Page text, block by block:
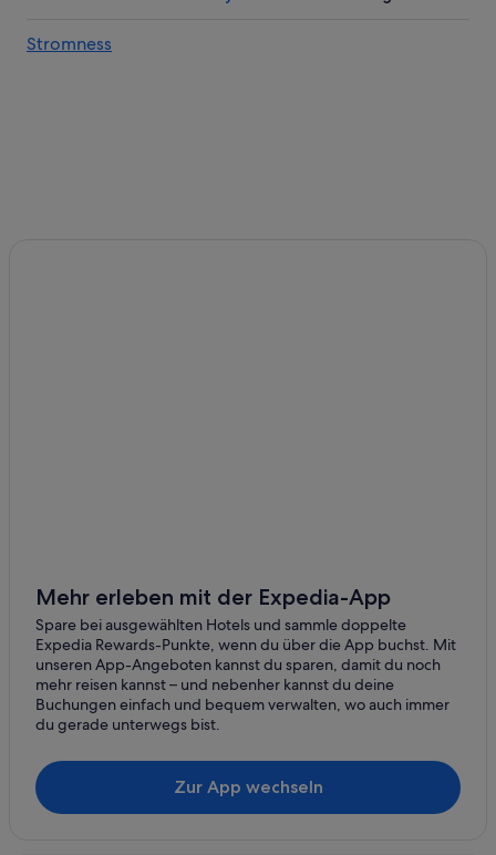
Stromness Hotels
Golf in Kirkwall
Hotels nahe Dunnet Head Lighthouse
Orkney-Inseln: Hotels
Strand in Orkney-Inseln
Hotels mit Restaurant in Kirkwall
Hotels nahe Skara Brae
Stromness
Mehr erleben mit der Expedia-App
Spare bei ausgewählten Hotels und sammle doppelte
Expedia Rewards-Punkte, wenn du über die App buchst. Mit
unseren App-Angeboten kannst du sparen, damit du noch
mehr reisen kannst – und nebenher kannst du deine
Buchungen einfach und bequem verwalten, wo auch immer
du gerade unterwegs bist.
Zur App wechseln